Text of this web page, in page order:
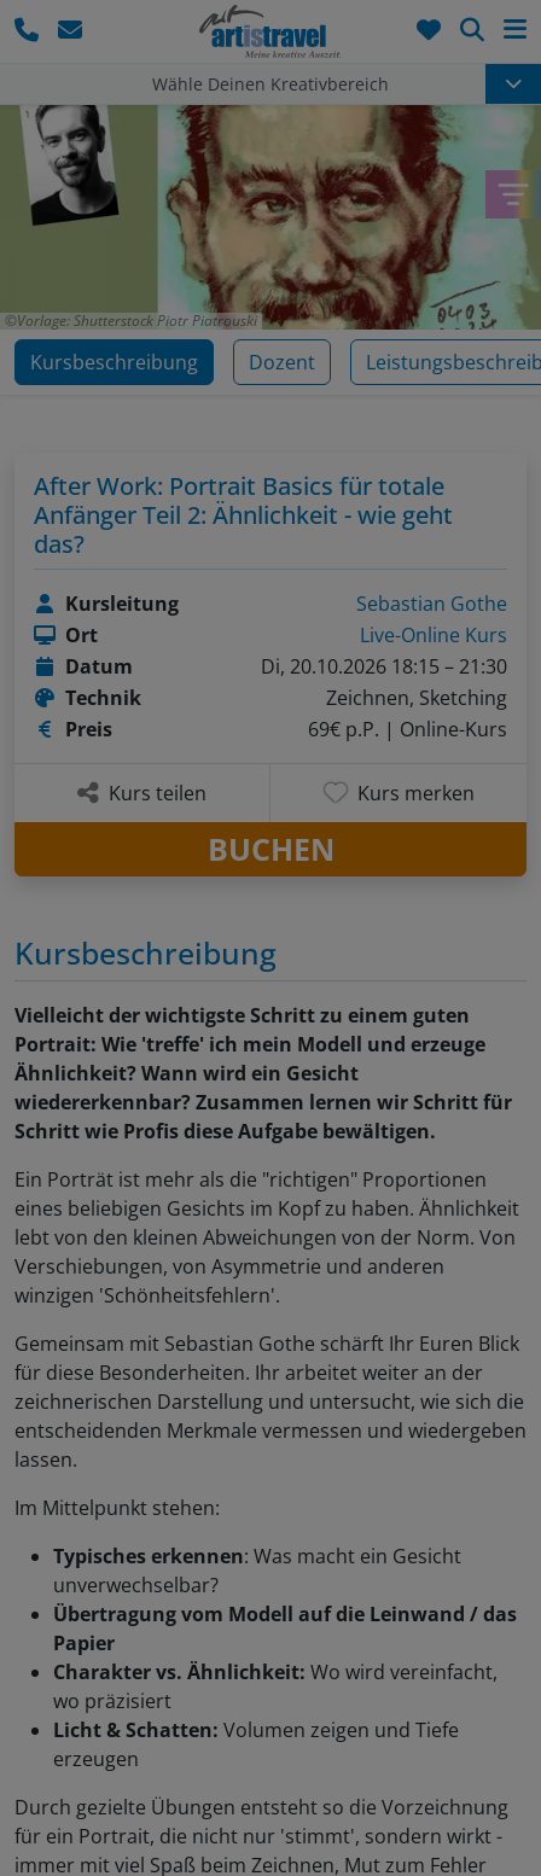
Wähle Deinen Kreativbereich
Vorlage: Shutterstock Piotr Piatrouski
Kursbeschreibung Dozent
Kursbeschreibung
Vielleicht der wichtigste Schritt zu einem guten
Portrait: Wie 'treffe' ich mein Modell und erzeuge
Ähnlichkeit? Wann wird ein Gesicht
wiedererkennbar? Zusammen lernen wir Schritt für
Schritt wie Profis diese Aufgabe bewältigen.
Ein Porträt ist mehr als die "richtigen" Proportionen
eines beliebigen Gesichts im Kopf zu haben. Ähnlichkeit
lebt von den kleinen Abweichungen von der Norm. Von
Verschiebungen, von Asymmetrie und anderen
winzigen 'Schönheitsfehlern'.
Gemeinsam mit Sebastian Gothe schärft Ihr Euren Blick
für diese Besonderheiten. Ihr arbeitet weiter an der
zeichnerischen Darstellung und untersucht, wie sich die
entscheidenden Merkmale vermessen und wiedergeben
lassen.
Im Mittelpunkt stehen:
Typisches erkennen: Was macht ein Gesicht
unverwechselbar?
Übertragung vom Modell auf die Leinwand / das
Papier
Charakter vs. Ähnlichkeit: Wo wird vereinfacht,
wo präzisiert
Licht & Schatten: Volumen zeigen und Tiefe
erzeugen
Durch gezielte Übungen entsteht so die Vorzeichnung
für ein Portrait, die nicht nur 'stimmt', sondern wirkt -
immer mit viel Spaß beim Zeichnen, Mut zum Fehler
After Work: Portrait Basics für totale
Anfänger Teil 2: Ähnlichkeit - wie geht
das?
Kursleitung
Sebastian Gothe
Ort
Live-Online Kurs
Datum
Di, 20.10.2026 18:15 – 21:30
Technik
Zeichnen, Sketching
Preis
69€ p.P. | Online-Kurs
Kurs teilen Kurs merken
BUCHEN